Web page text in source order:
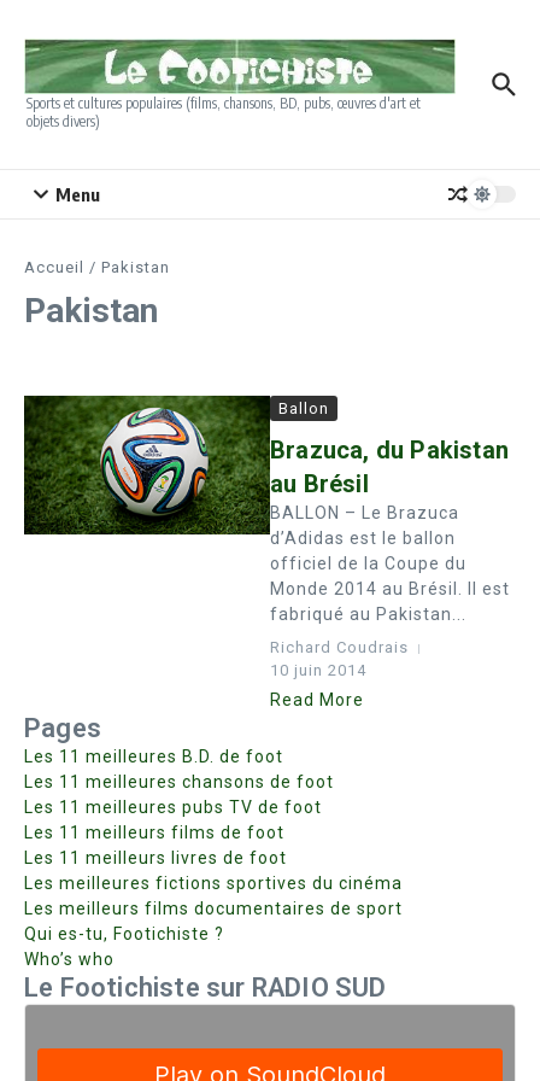
Sports et cultures populaires (films, chansons, BD, pubs, œuvres d'art et
objets divers)
Menu
Accueil / Pakistan
Pakistan
Ballon
Brazuca, du Pakistan
au Brésil
BALLON – Le Brazuca
d’Adidas est le ballon
officiel de la Coupe du
Monde 2014 au Brésil. Il est
fabriqué au Pakistan...
Richard Coudrais
10 juin 2014
Read More
Pages
Les 11 meilleures B.D. de foot
Les 11 meilleures chansons de foot
Les 11 meilleures pubs TV de foot
Les 11 meilleurs films de foot
Les 11 meilleurs livres de foot
Les meilleures fictions sportives du cinéma
Les meilleurs films documentaires de sport
Qui es-tu, Footichiste ?
Who’s who
Le Footichiste sur RADIO SUD